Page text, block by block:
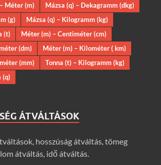
Méter (m)
Mázsa (q) – Dekagramm (dkg)
(g)
Mázsa (q) – Kilogramm (kg)
(t)
Méter (m) – Centiméter (cm)
(dm)
Méter (m) – Kilométer ( km)
(mm)
Tonna (t) – Kilogramm (kg)
(q)
ÁTVÁLTÁSOK
hosszúság átváltás, tömeg
átváltás, idő átváltás.